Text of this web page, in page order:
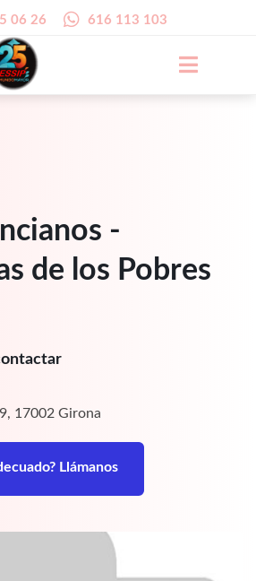
06 26 616 113 103
-
de los Pobres
17002 Girona
Llámanos